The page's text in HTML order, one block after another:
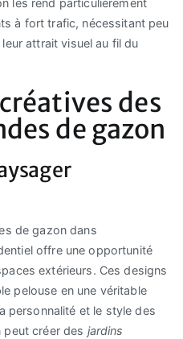
les rend particulièrement
à fort trafic, nécessitant peu
attrait visuel au fil du
des
de gazon
de gazon dans
offre une opportunité
extérieurs. Ces designs
pelouse en une véritable
personnalité et le style des
peut créer des jardins